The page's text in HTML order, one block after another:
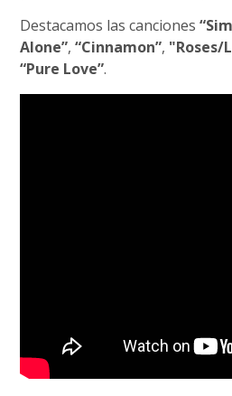
Destacamos las canciones
Alone”,“Cinnamon”,
“Pure Love”.